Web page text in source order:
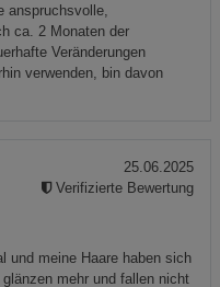
anspruchsvolle,
ca. 2 Monaten der
Veränderungen
verwenden, bin davon
und meine Haare haben sich
mehr und fallen nicht
25.06.2025
Verifizierte Bewertung